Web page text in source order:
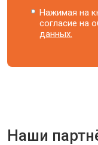
Нажимая на
согласие на
данных.
Наши